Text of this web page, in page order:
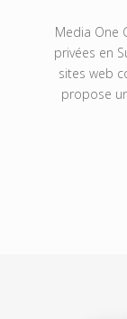
Media One
privées en
sites web
propose